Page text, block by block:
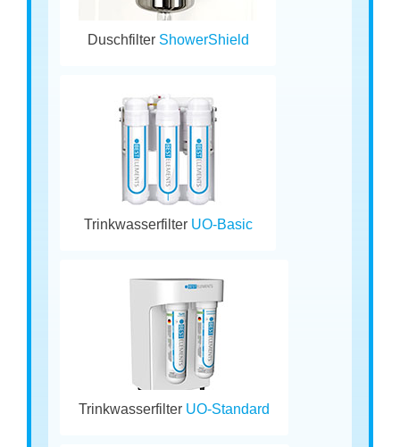
Duschfilter ShowerShield
Trinkwasserfilter UO-Basic
Trinkwasserfilter UO-Standard